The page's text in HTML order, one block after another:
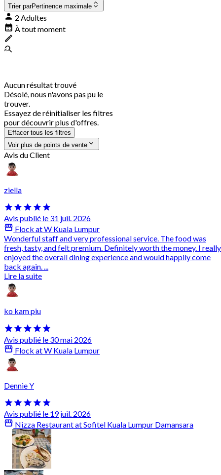
Trier parPertinence maximale
2 Adultes
À tout moment
Aucun résultat trouvé
Désolé, nous n'avons pas pu le
trouver.
Essayez de réinitialiser les filtres
pour découvrir plus d'offres.
Effacer tous les filtres
Voir plus de points de vente
Avis du Client
ziella
Avis publié le 31 juil. 2026
Flock at W Kuala Lumpur
Wonderful staff and very professional service. The food was
fresh, tasty, and felt premium. Definitely worth the money. I really
enjoyed the overall dining experience and would happily come
back again. ...
Lire la suite
ko kam piu
Avis publié le 30 mai 2026
Flock at W Kuala Lumpur
Dennie Y
Avis publié le 19 juil. 2026
Nizza Restaurant at Sofitel Kuala Lumpur Damansara